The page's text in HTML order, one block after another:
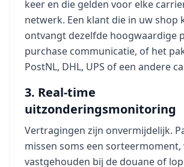
keer en die gelden voor elke
netwerk. Een klant die in uw shop
ontvangt dezelfde hoogwaardige
purchase communicatie, of het
PostNL, DHL, UPS of een andere
3. Real-time
uitzonderingsmonitoring
Vertragingen zijn onvermijdelijk.
missen soms een
vastgehouden bij de douane of